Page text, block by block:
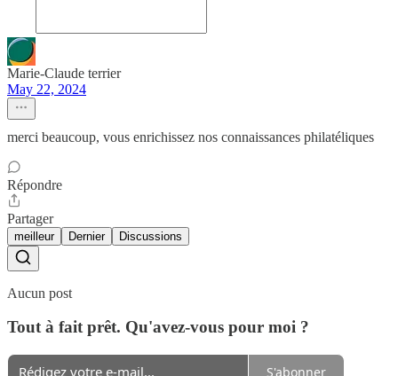
Marie-Claude terrier
May 22, 2024
merci beaucoup, vous enrichissez nos connaissances philatéliques
Répondre
Partager
meilleur Dernier Discussions
Aucun post
Tout à fait prêt. Qu'avez-vous pour moi ?
S'abonner